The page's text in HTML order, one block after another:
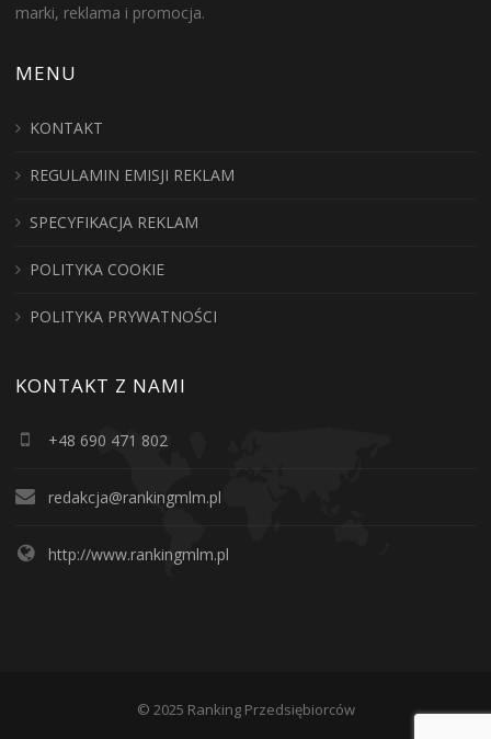
marki, reklama i promocja.
MENU
KONTAKT
REGULAMIN EMISJI REKLAM
SPECYFIKACJA REKLAM
POLITYKA COOKIE
POLITYKA PRYWATNOŚCI
KONTAKT Z NAMI
+48 690 471 802
redakcja@rankingmlm.pl
http://www.rankingmlm.pl
© 2025 Ranking Przedsiębiorców